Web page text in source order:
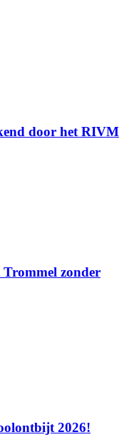
door het RIVM
Trommel zonder
2026!